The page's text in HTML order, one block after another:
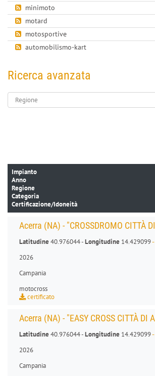
minimoto
motard
motosportive
automobilismo-kart
Ricerca avanzata
Regione
Impianto
Anno
Regione
Categoria
Certificazione/Idoneità
Acerra (NA) - "CROSSDROMO CITTÀ
Latitudine40.976044 -Longitudine 14.429099
2026
Campania
motocross
certificato
Acerra (NA) - "EASY CROSS CITTÀ DI
Latitudine40.976044 -Longitudine 14.429099
2026
Campania